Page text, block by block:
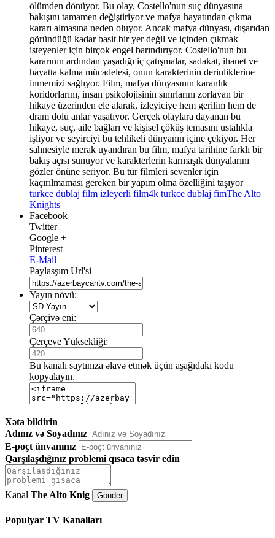
ölümden dönüyor. Bu olay, Costello'nun suç dünyasına
bakışını tamamen değiştiriyor ve mafya hayatından çıkma
kararı almasına neden oluyor. Ancak mafya dünyası, dışarıdan
göründüğü kadar basit bir yer değil ve içinden çıkmak
isteyenler için birçok engel barındırıyor. Costello'nun bu
kararının ardından yaşadığı iç çatışmalar, sadakat, ihanet ve
hayatta kalma mücadelesi, onun karakterinin derinliklerine
inmemizi sağlıyor. Film, mafya dünyasının karanlık
koridorlarını, insan psikolojisinin sınırlarını zorlayan bir
hikaye üzerinden ele alarak, izleyiciye hem gerilim hem de
dram dolu anlar yaşatıyor. Gerçek olaylara dayanan bu
hikaye, suç, aile bağları ve kişisel çöküş temasını ustalıkla
işliyor ve seyirciyi bu tehlikeli dünyanın içine çekiyor. Her
sahnesiyle merak uyandıran bu film, mafya tarihine farklı bir
bakış açısı sunuyor ve karakterlerin karmaşık dünyalarını
gözler önüne seriyor. Bu tür filmleri sevenler için
kaçırılmaması gereken bir yapım olma özelliğini taşıyor
turkce dublaj film izleyerli film4k turkce dublaj fimThe Alto
Knights
Facebook
Twitter
Google +
Pinterest
E-Mail
Paylasşım Url'si
Yayın növü:
Çərçivə eni:
Çerçeve Yüksekliği:
Bu kanalı saytınıza əlavə etmək üçün aşağıdakı kodu
kopyalayın.
Xəta bildirin
Adınız və Soyadınız
E-poçt ünvanınız
Qarşılaşdığınız problemi qısaca təsvir edin
Kanal The Alto Knig
Populyar TV Kanalları